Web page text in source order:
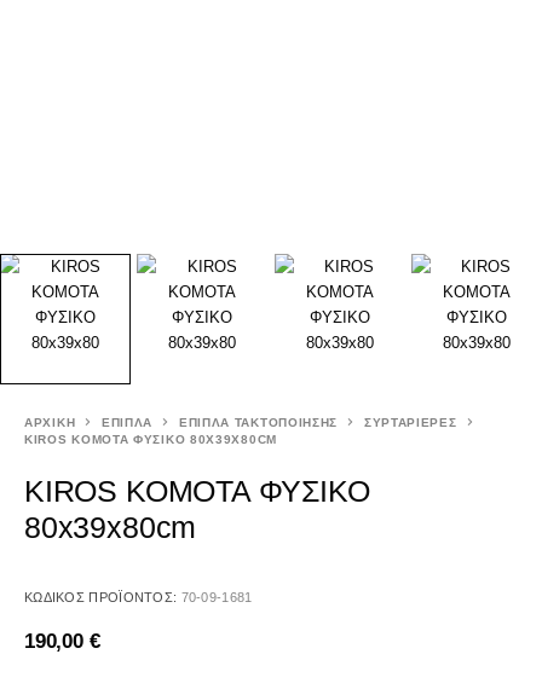
ΑΡΧΙΚΉ ΕΠΙΠΛΑ ΕΠΙΠΛΑ ΤΑΚΤΟΠΟΙΗΣΗΣ
ΣΥΡΤΑΡΙΕΡΕΣ
KIROS ΚΟΜΟΤΑ ΦΥΣΙΚΟ 80X39X80CM
KIROS ΚΟΜΟΤΑ ΦΥΣΙΚΟ
80x39x80cm
ΚΩΔΙΚΌΣ ΠΡΟΪΌΝΤΟΣ: 70-09-1681
190,00 €